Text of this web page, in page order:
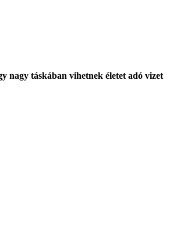
nagy táskában vihetnek életet adó vizet